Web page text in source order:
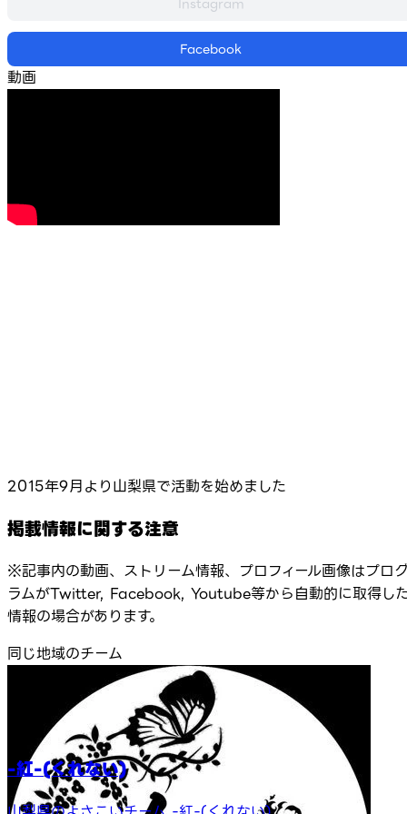
Facebook
動画
2015年9月より山梨県で活動を始めました
掲載情報に関する注意
※記事内の動画、ストリーム情報、プロフィール画像はプロ
ラムがTwitter, Facebook, Youtube等から自動的に取得し
情報の場合があります。
同じ地域のチーム
-紅-(くれない)